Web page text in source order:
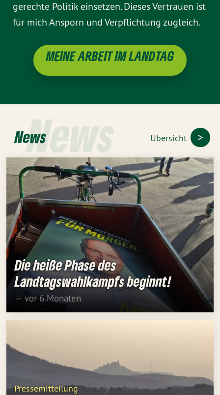
gerechte Politik einsetzen. Dieses Vertrauen ist
für mich Ansporn und Verpflichtung zugleich.
MEINE ARBEIT IM LANDTAG
News
News Übersicht
Die heiße Phase des
Landtagswahlkampfs beginnt!
— vor 6 Monaten
Pressemitteilung